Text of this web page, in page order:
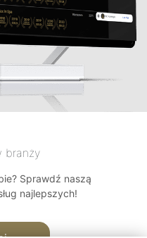
branży
Sprawdź naszą
najlepszych!